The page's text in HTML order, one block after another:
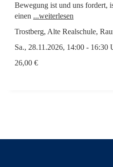
Bewegung ist und uns fordert,
einen ...weiterlesen
Trostberg, Alte Realschule,
Sa., 28.11.2026, 14:00 - 16:30
26,00 €